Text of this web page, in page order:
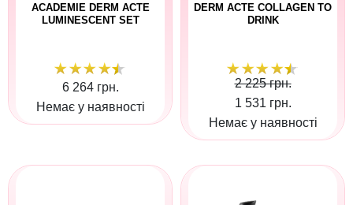
ACADEMIE DERM ACTE
LUMINESCENT SET
6 264 грн.
Немає у наявності
DERM ACTE COLLAGEN TO
DRINK
2 225 грн.
1 531 грн.
Немає у наявності